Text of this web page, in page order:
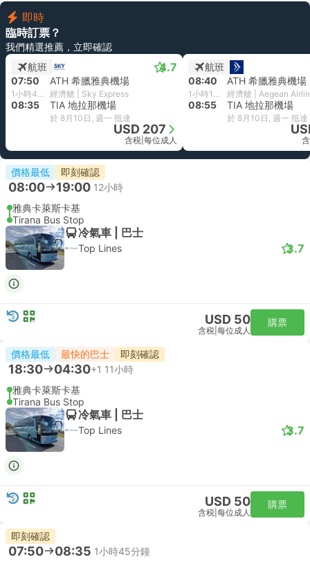
即時
臨時訂票？
我們精選推薦，立即確認
航班
4.7
07:50 ATH 希臘雅典機場
1小時45分鐘 經濟艙 | Sky Express
08:35 TIA 地拉那機場
於 8月10日, 週一 抵達
USD 207
含税 每位成人
航班
08:40
ATH 希臘雅典機場
1小時15分鐘 經濟艙 | Aegean
08:55 TIA 地拉那機場
於 8月10日, 週一 抵達
價格最低 即刻確認
08:00 19:00 12小時
雅典卡萊斯卡基
Tirana Bus Stop
冷氣車 | 巴士
Top Lines 3.7
USD 50
含税 每位成人
購票
價格最低 最快的巴士 即刻確認
18:30 04:30+1 11小時
雅典卡萊斯卡基
Tirana Bus Stop
冷氣車 | 巴士
Top Lines 3.7
USD 50
含税 每位成人
購票
即刻確認
07:50 08:35 1小時45分鐘